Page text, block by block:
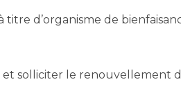
d’organisme de
solliciter le